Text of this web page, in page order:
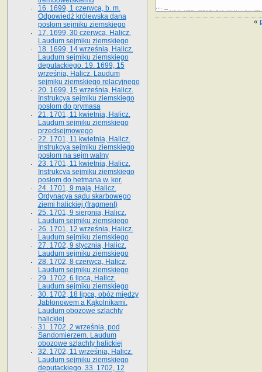
«
16. 1699, 1 czerwca, b. m.
Odpowiedź królewska dana
posłom sejmiku ziemskiego
17. 1699, 30 czerwca, Halicz.
Laudum sejmiku ziemskiego
18. 1699, 14 września, Halicz.
Laudum sejmiku ziemskiego
deputackiego. 19. 1699, 15
września, Halicz. Laudum
sejmiku ziemskiego relacyjnego
20. 1699, 15 września, Halicz.
Instrukcya sejmiku ziemskiego
posłom do prymasa
21. 1701, 11 kwietnia, Halicz.
Laudum sejmiku ziemskiego
przedsejmowego
22. 1701, 11 kwietnia, Halicz.
Instrukcya sejmiku ziemskiego
posłom na sejm walny
23. 1701, 11 kwietnia, Halicz.
Instrukcya sejmiku ziemskiego
posłom do hetmana w. kor.
24. 1701, 9 maja, Halicz.
Ordynacya sądu skarbowego
ziemi halickiej (fragment)
25. 1701, 9 sierpnia, Halicz.
Laudum sejmiku ziemskiego
26. 1701, 12 września, Halicz.
Laudum sejmiku ziemskiego
27. 1702, 9 stycznia, Halicz.
Laudum sejmiku ziemskiego
28. 1702, 8 czerwca, Halicz.
Laudum sejmiku ziemskiego
29. 1702, 6 lipca, Halicz.
Laudum sejmiku ziemskiego
30. 1702, 18 lipca, obóz między
Jabłonowem a Kąkolnikami.
Laudum obozowe szlachty
halickiej
31. 1702, 2 września, pod
Sandomierzem. Laudum
obozowe szlachty halickiej
32. 1702, 11 września, Halicz.
Laudum sejmiku ziemskiego
deputackiego. 33. 1702, 12